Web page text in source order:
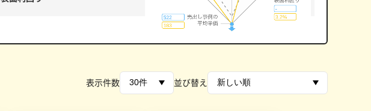
表示件数 並び替え